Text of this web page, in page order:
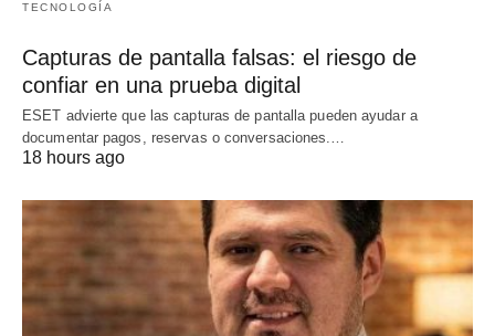
TECNOLOGÍA
Capturas de pantalla falsas: el riesgo de
confiar en una prueba digital
ESET advierte que las capturas de pantalla pueden ayudar a
documentar pagos, reservas o conversaciones.…
18 hours ago